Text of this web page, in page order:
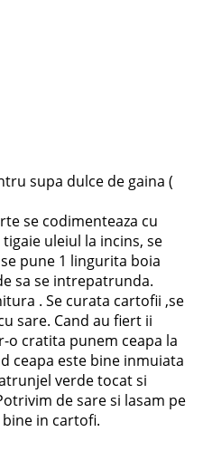
supa dulce de gaina (
se codimenteaza cu
uleiul la incins, se
pune 1 lingurita boia
sa se intrepatrunda.
. Se curata cartofii ,se
sare. Cand au fiert ii
o cratita punem ceapa la
ceapa este bine inmuiata
verde tocat si
de sare si lasam pe
in cartofi.